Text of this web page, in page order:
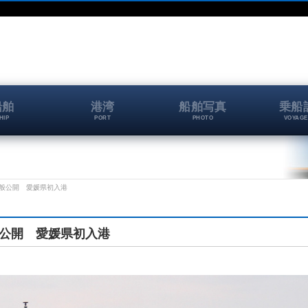
港湾
PORT
船舶写真
PHOTO
乗船
公開 愛媛県初入港
公開 愛媛県初入港